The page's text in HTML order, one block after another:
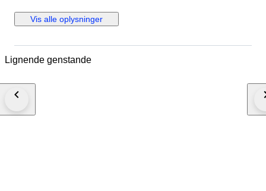
Vis alle oplysninger
Lignende genstande